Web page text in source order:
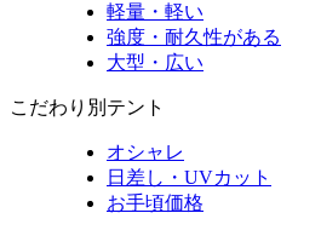
軽量・軽い
強度・耐久性がある
大型・広い
こだわり別テント
オシャレ
日差し・UVカット
お手頃価格